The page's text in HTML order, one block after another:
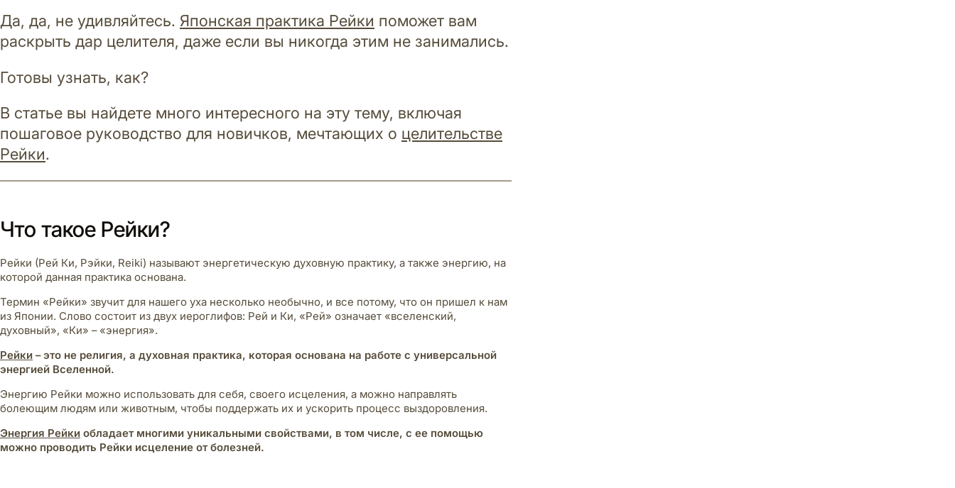
Да, да, не удивляйтесь. Японская практика Рейки поможет вам
раскрыть дар целителя, даже если вы никогда этим не занимались.
Готовы узнать, как?
В статье вы найдете много интересного на эту тему, включая
пошаговое руководство для новичков, мечтающих о целительстве
Рейки.
Что такое Рейки?
Рейки (Рей Ки, Рэйки, Reiki) называют энергетическую духовную практику, а также энергию, на
которой данная практика основана.
Термин «Рейки» звучит для нашего уха несколько необычно, и все потому, что он пришел к нам
из Японии. Слово состоит из двух иероглифов: Рей и Ки, «Рей» означает «вселенский,
духовный», «Ки» – «энергия».
Рейки – это не религия, а духовная практика, которая основана на работе с универсальной
энергией Вселенной.
Энергию Рейки можно использовать для себя, своего исцеления, а можно направлять
болеющим людям или животным, чтобы поддержать их и ускорить процесс выздоровления.
Энергия Рейки обладает многими уникальными свойствами, в том числе, с ее помощью
можно проводить Рейки исцеление от болезней.